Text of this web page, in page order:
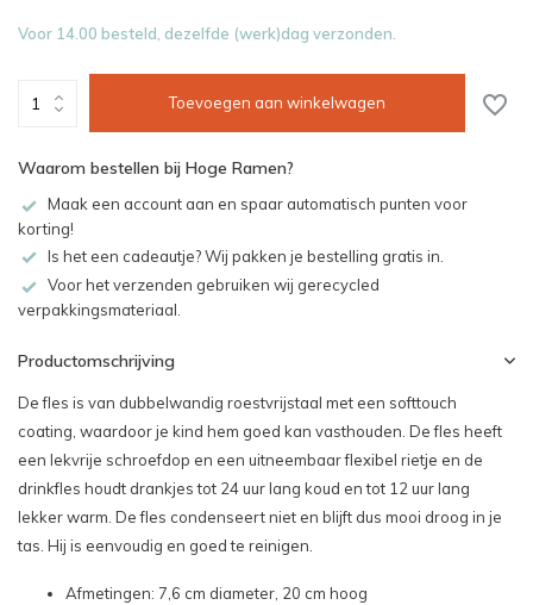
Voor 14.00 besteld, dezelfde (werk)dag verzonden.
Toevoegen aan winkelwagen
Waarom bestellen bij Hoge Ramen?
Maak een account aan en spaar automatisch punten voor
korting!
Is het een cadeautje? Wij pakken je bestelling gratis in.
Voor het verzenden gebruiken wij gerecycled
verpakkingsmateriaal.
Productomschrijving
De fles is van dubbelwandig roestvrijstaal met een softtouch
coating, waardoor je kind hem goed kan vasthouden. De fles heeft
een lekvrije schroefdop en een uitneembaar flexibel rietje en de
drinkfles houdt drankjes tot 24 uur lang koud en tot 12 uur lang
lekker warm. De fles condenseert niet en blijft dus mooi droog in je
tas. Hij is eenvoudig en goed te reinigen.
Afmetingen: 7,6 cm diameter, 20 cm hoog